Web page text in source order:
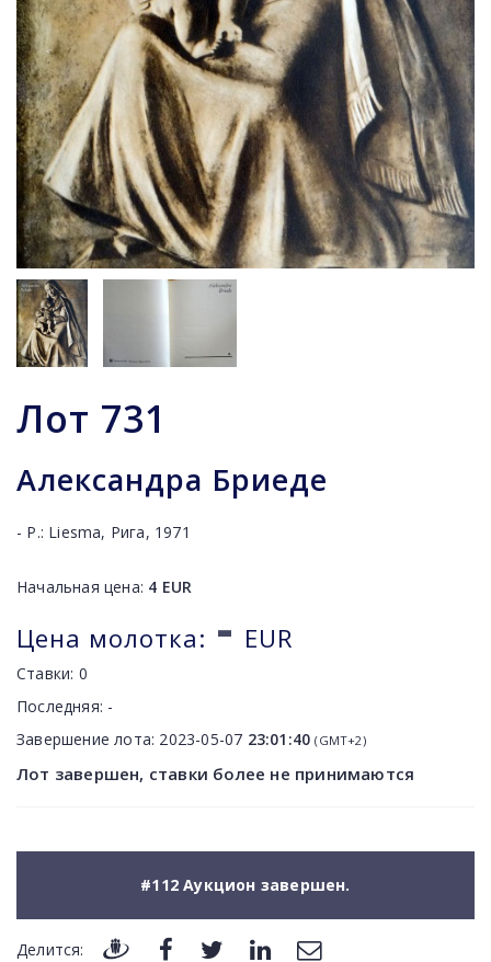
Лот 731
Александра Бриеде
- Р.: Liesma, Рига, 1971
Начальная цена: 4 EUR
Цена молотка: - EUR
Ставки: 0
Последняя: -
Завершение лота: 2023-05-07 23:01:40 (GMT+2)
Лот завершен, ставки более не принимаются
#112 Аукцион завершен.
Делится: